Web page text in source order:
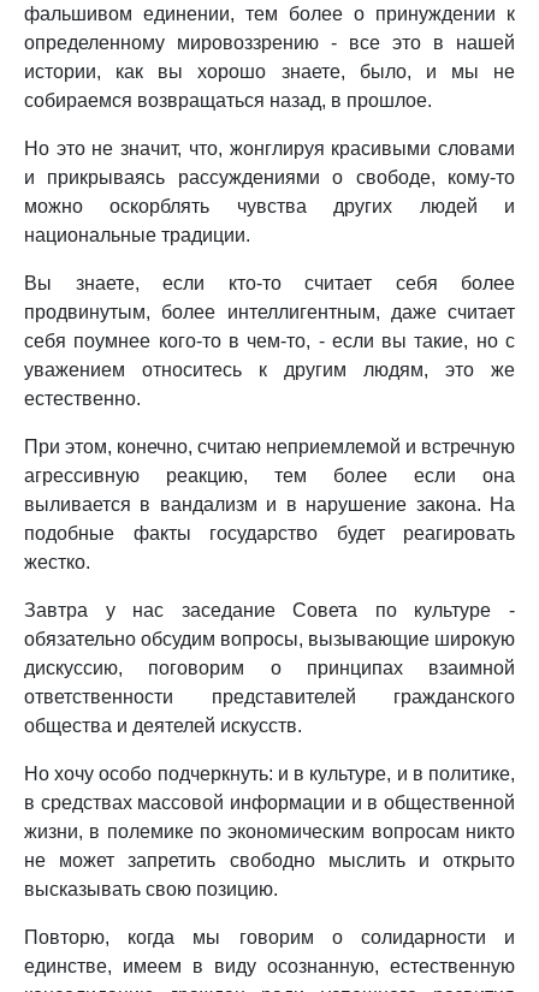
фальшивом единении, тем более о принуждении к
определенному мировоззрению - все это в нашей
истории, как вы хорошо знаете, было, и мы не
собираемся возвращаться назад, в прошлое.
Но это не значит, что, жонглируя красивыми словами
и прикрываясь рассуждениями о свободе, кому-то
можно оскорблять чувства других людей и
национальные традиции.
Вы знаете, если кто-то считает себя более
продвинутым, более интеллигентным, даже считает
себя поумнее кого-то в чем-то, - если вы такие, но с
уважением относитесь к другим людям, это же
естественно.
При этом, конечно, считаю неприемлемой и встречную
агрессивную реакцию, тем более если она
выливается в вандализм и в нарушение закона. На
подобные факты государство будет реагировать
жестко.
Завтра у нас заседание Совета по культуре -
обязательно обсудим вопросы, вызывающие широкую
дискуссию, поговорим о принципах взаимной
ответственности представителей гражданского
общества и деятелей искусств.
Но хочу особо подчеркнуть: и в культуре, и в политике,
в средствах массовой информации и в общественной
жизни, в полемике по экономическим вопросам никто
не может запретить свободно мыслить и открыто
высказывать свою позицию.
Повторю, когда мы говорим о солидарности и
единстве, имеем в виду осознанную, естественную